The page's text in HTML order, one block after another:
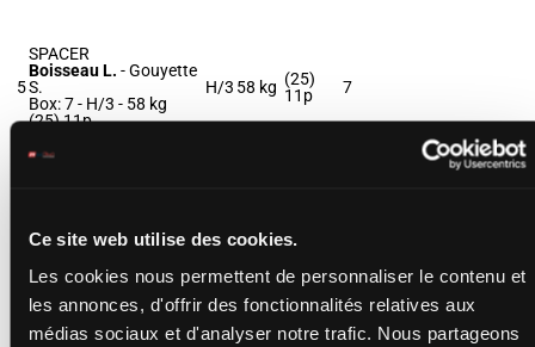
Ce site web utilise des cookies.
Les cookies nous permettent de personnaliser le contenu et
les annonces, d'offrir des fonctionnalités relatives aux
médias sociaux et d'analyser notre trafic. Nous partageons
5
SPACER
Boisseau L. -Gouyette
S.
Box: 7 - H/3 - 58 kg
(25) 11p
H/3 58 kg (25)
11p
7
Box: 2 -H/3 -56.5 kg
(25) 6p
CONSPIRATOR
Pasquier S.-Monfort